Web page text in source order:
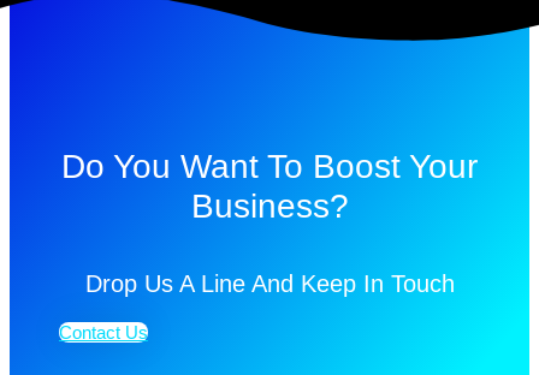
Do You Want To Boost Your
Business?
Drop Us A Line And Keep In Touch
Contact Us